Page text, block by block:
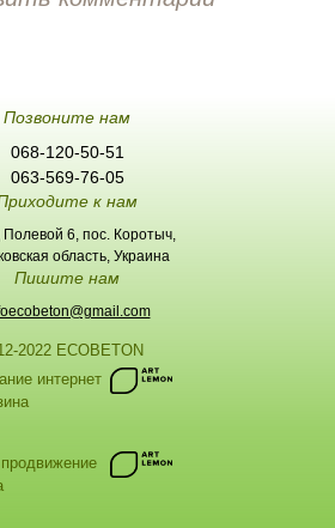
Позвоните нам
068-120-50-51
063-569-76-05
к нам
Полевой 6, пос. Коротыч,
область, Украина
Пишите нам
2022 ECOBETON
интернет